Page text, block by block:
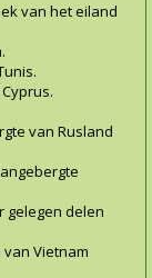
van het eiland
van Rusland
gelegen delen
Vietnam